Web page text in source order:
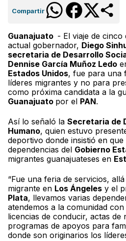
Compartir
Guanajuato - El viaje de
actual gobernador, Diego
secretaria de Desarrollo
Dennise García Muñoz Ledo
Estados Unidos, fue para una
líderes migrantes y no para
como próxima candidata a la
Guanajuato por el PAN.
Así lo señaló la Secretaria de
Humano, quien estuvo
deportivo donde insistió en que
dependencias del Gobierno
migrantes guanajuateses en
“Fue una feria de servicios,
migrante en Los Ángeles y el
Plata, llevamos varias
atendemos a la comunidad
licencias de conducir, actas de
programas de apoyos para
donde son originarios los